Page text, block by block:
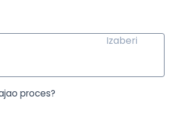
Izaberi
proces?